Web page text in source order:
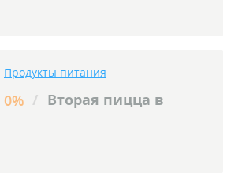
Продукты питания
0% / Вторая пицца в